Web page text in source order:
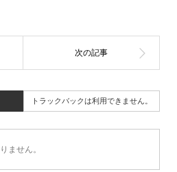
トラックバックは利用できません。
ません。